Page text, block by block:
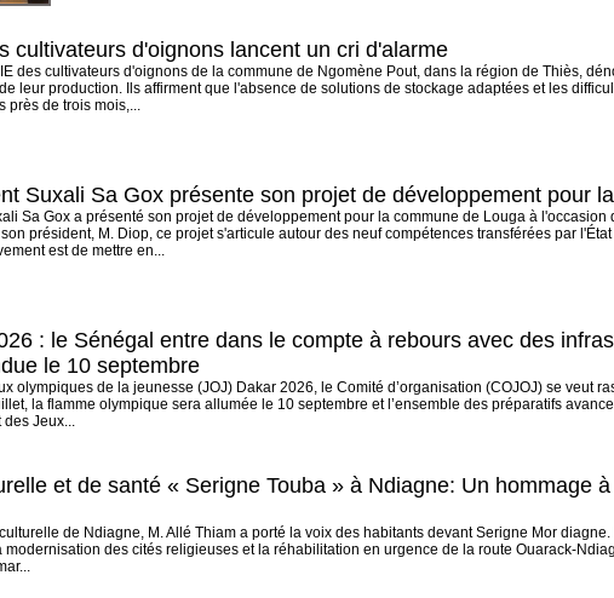
cultivateurs d'oignons lancent un cri d'alarme
des cultivateurs d'oignons de la commune de Ngomène Pout, dans la région de Thiès,
leur production. Ils affirment que l'absence de solutions de stockage adaptées et les
près de trois mois,...
Suxali Sa Gox présente son projet de développement pour
Sa Gox a présenté son projet de développement pour la commune de Louga à
président, M. Diop, ce projet s'articule autour des neuf compétences transférées par
est de mettre en...
: le Sénégal entre dans le compte à rebours avec des
le 10 septembre
olympiques de la jeunesse (JOJ) Dakar 2026, le Comité d’organisation (COJOJ) se veut
la flamme olympique sera allumée le 10 septembre et l’ensemble des préparatifs
Jeux...
et de santé « Serigne Touba » à Ndiagne: Un hommage
de Ndiagne, M. Allé Thiam a porté la voix des habitants devant Serigne Mor
modernisation des cités religieuses et la réhabilitation en urgence de la route Ouarack-